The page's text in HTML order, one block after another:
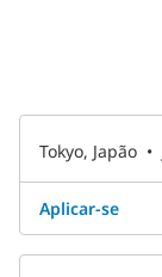
Tokyo, Japão •
Aplicar-se ​